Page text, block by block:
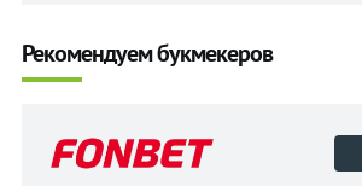
Рекомендуем букмекеров